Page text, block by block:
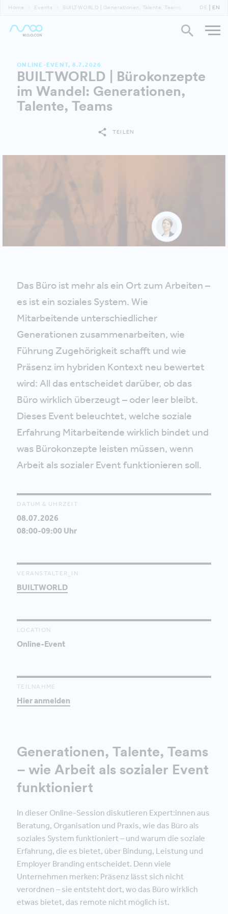
Home Events BUILTWORLD | Generationen, Talente, Teams DE EN
ONLINE-EVENT, 8.7.2026
BUILTWORLD | Bürokonzepte
im Wandel: Generationen,
Talente, Teams
TEILEN
Das Büro ist mehr als ein Ort zum Arbeiten –
es ist ein soziales System. Wie
Mitarbeitende unterschiedlicher
Generationen zusammenarbeiten, wie
Führung Zugehörigkeit schafft und wie
Präsenz im hybriden Kontext neu bewertet
wird: All das entscheidet darüber, ob das
Büro wirklich überzeugt – oder leer bleibt.
Dieses Event beleuchtet, welche soziale
Erfahrung Mitarbeitende wirklich bindet und
was Bürokonzepte leisten müssen, wenn
Arbeit als sozialer Event funktionieren soll.
DATUM & UHRZEIT
08.07.2026
08:00-09:00 Uhr
VERANSTALTER_IN
BUILTWORLD
LOCATION
Online-Event
TEILNAHME
Hier anmelden
Generationen, Talente, Teams
– wie Arbeit als sozialer Event
funktioniert
In dieser Online-Session diskutieren Expert:innen aus
Beratung, Organisation und Praxis, wie das Büro als
soziales System funktioniert – und warum die soziale
Erfahrung, die es bietet, über Bindung, Leistung und
Employer Branding entscheidet. Denn viele
Unternehmen merken: Präsenz lässt sich nicht
verordnen – sie entsteht dort, wo das Büro wirklich
etwas bietet, das remote nicht möglich ist.